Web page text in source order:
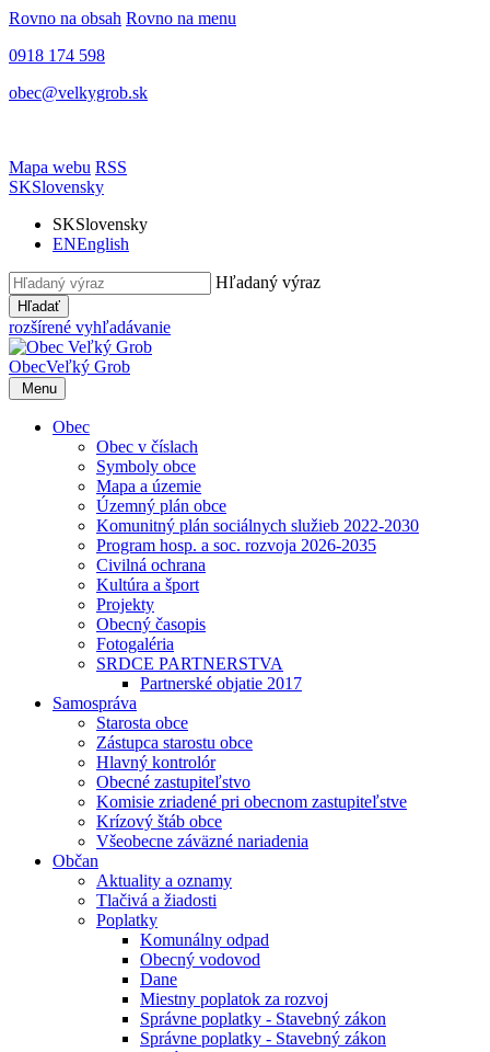
Rovno na obsah Rovno na menu
0918 174 598
obec@velkygrob.sk
Mapa webu RSS
SKSlovensky
SKSlovensky
ENEnglish
Hľadaný výraz
Hľadať
rozšírené vyhľadávanie
ObecVeľký Grob
Menu
Obec
Obec v číslach
Symboly obce
Mapa a územie
Územný plán obce
Komunitný plán sociálnych služieb 2022-2030
Program hosp. a soc. rozvoja 2026-2035
Civilná ochrana
Kultúra a šport
Projekty
Obecný časopis
Fotogaléria
SRDCE PARTNERSTVA
Partnerské objatie 2017
Samospráva
Starosta obce
Zástupca starostu obce
Hlavný kontrolór
Obecné zastupiteľstvo
Komisie zriadené pri obecnom zastupiteľstve
Krízový štáb obce
Všeobecne záväzné nariadenia
Občan
Aktuality a oznamy
Tlačivá a žiadosti
Poplatky
Komunálny odpad
Obecný vodovod
Dane
Miestny poplatok za rozvoj
Správne poplatky - Stavebný zákon
Správne poplatky - Stavebný zákon